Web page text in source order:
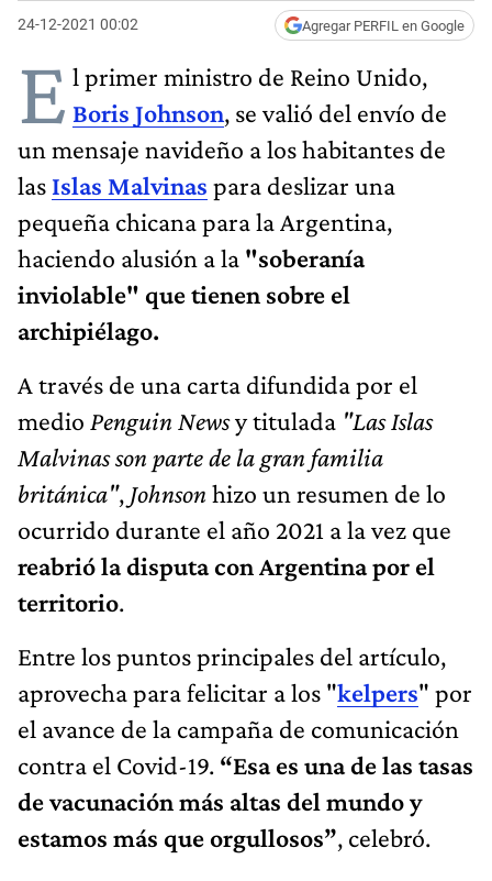
24-12-2021 00:02 Agregar PERFIL en Google
E l primer ministro de Reino Unido,
Boris Johnson, se valió del envío de
un mensaje navideño a los habitantes de
las Islas Malvinas para deslizar una
pequeña chicana para la Argentina,
haciendo alusión a la "soberanía
inviolable" que tienen sobre el
archipiélago.
A través de una carta difundida por el
medio Penguin Newsy titulada "Las Islas
Malvinas son parte de la gran familia
británica", Johnsonhizo un resumen de lo
ocurrido durante el año 2021 a la vez que
reabrió la disputa con Argentina por el
territorio.
Entre los puntos principales del artículo,
aprovecha para felicitar a los "kelpers" por
el avance de la campaña de comunicación
contra el Covid-19. “Esa es una de las tasas
de vacunación más altas del mundo y
estamos más que orgullosos”, celebró.